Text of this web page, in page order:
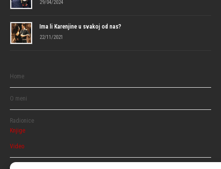
29/04/2024
Ima li Karenjine u svakoj od nas?
22/11/2021
Home
O meni
Radionice
Knjige
Video